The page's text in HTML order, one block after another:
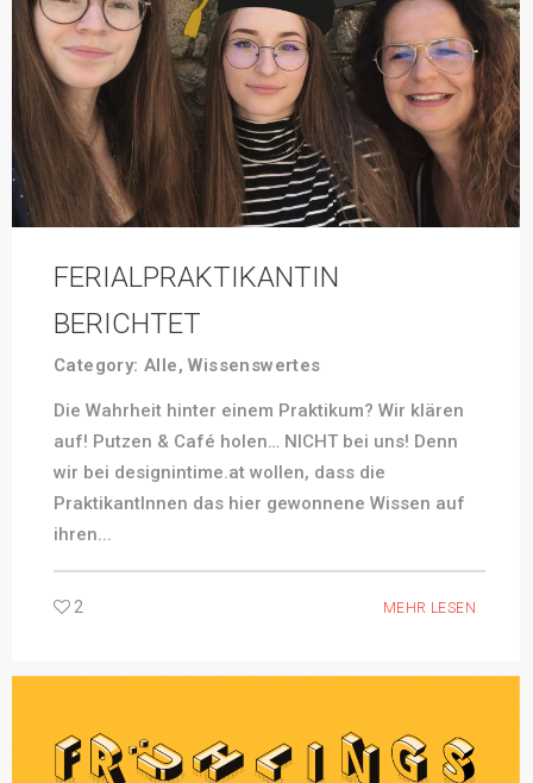
FERIALPRAKTIKANTIN
BERICHTET
Category:Alle,Wissenswertes
Die Wahrheit hinter einem Praktikum? Wir klären
auf! Putzen & Café holen… NICHT bei uns! Denn
wir bei designintime.at wollen, dass die
PraktikantInnen das hier gewonnene Wissen auf
ihren...
2 MEHR LESEN